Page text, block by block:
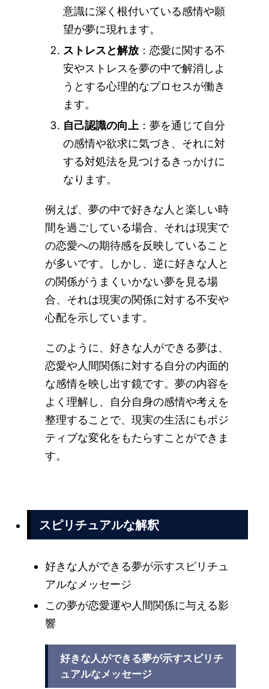
意識に深く根付いている感情や願
望が夢に現れます。
ストレスと解放 ：恋愛に関する不
安やストレスを夢の中で解消しよ
うとする心理的なプロセスが働き
ます。
自己認識の向上 ：夢を通じて自分
の感情や欲求に気づき、それに対
する対処法を見つけるきっかけに
なります。
例えば、夢の中で好きな人と楽しい時
間を過ごしている場合、それは現実で
の恋愛への期待感を反映していること
が多いです。しかし、逆に好きな人と
の関係がうまくいかない夢を見る場
合、それは現実の関係に対する不安や
心配を示しています。
このように、好きな人ができる夢は、
恋愛や人間関係に対する自分の内面的
な感情を映し出す鏡です。夢の内容を
よく理解し、自分自身の感情や考えを
整理することで、現実の生活にもポジ
ティブな変化をもたらすことができま
す。
スピリチュアルな解釈
好きな人ができる夢が示すスピリチュ
アルなメッセージ
この夢が恋愛運や人間関係に与える影
響
好きな人ができる夢が示すスピリチ
ュアルなメッセージ